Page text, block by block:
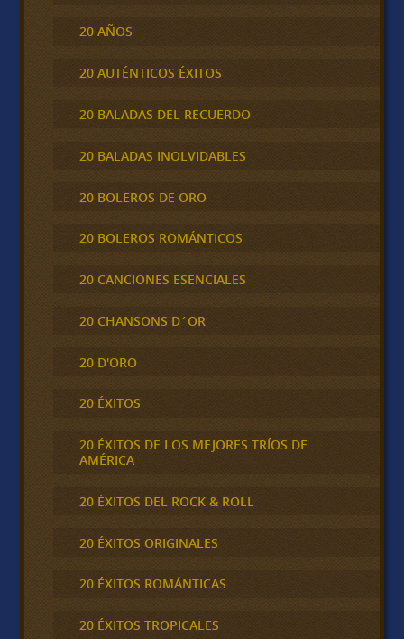
20 AÑOS
20 AUTÉNTICOS ÉXITOS
20 BALADAS DEL RECUERDO
20 BALADAS INOLVIDABLES
20 BOLEROS DE ORO
20 BOLEROS ROMÁNTICOS
20 CANCIONES ESENCIALES
20 CHANSONS D´OR
20 D'ORO
20 ÉXITOS
20 ÉXITOS DE LOS MEJORES TRÍOS DE
AMÉRICA
20 ÉXITOS DEL ROCK & ROLL
20 ÉXITOS ORIGINALES
20 ÉXITOS ROMÁNTICAS
20 ÉXITOS TROPICALES